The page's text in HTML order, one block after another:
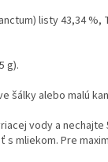
listy 43,34
g).
šálky alebo malú
vody a
mliekom. Pre